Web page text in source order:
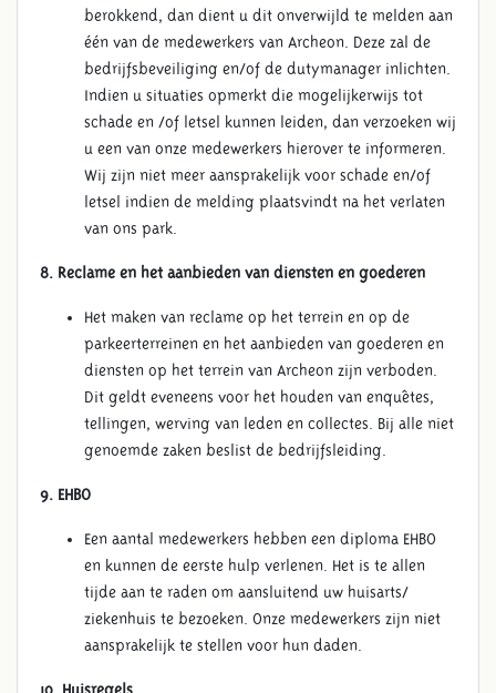
ALGEMENE VOORWAARDEN
berokkend, dan dient u dit onverwijld te melden aan
één van de medewerkers van Archeon. Deze zal de
bedrijfsbeveiliging en/of de dutymanager inlichten.
Indien u situaties opmerkt die mogelijkerwijs tot
schade en /of letsel kunnen leiden, dan verzoeken wij
u een van onze medewerkers hierover te informeren.
Wij zijn niet meer aansprakelijk voor schade en/of
letsel indien de melding plaatsvindt na het verlaten
van ons park.
8. Reclame en het aanbieden van diensten en goederen
Het maken van reclame op het terrein en op de
parkeerterreinen en het aanbieden van goederen en
diensten op het terrein van Archeon zijn verboden.
Dit geldt eveneens voor het houden van enquêtes,
tellingen, werving van leden en collectes. Bij alle niet
genoemde zaken beslist de bedrijfsleiding.
9. EHBO
Een aantal medewerkers hebben een diploma EHBO
en kunnen de eerste hulp verlenen. Het is te allen
tijde aan te raden om aansluitend uw huisarts/
ziekenhuis te bezoeken. Onze medewerkers zijn niet
aansprakelijk te stellen voor hun daden.